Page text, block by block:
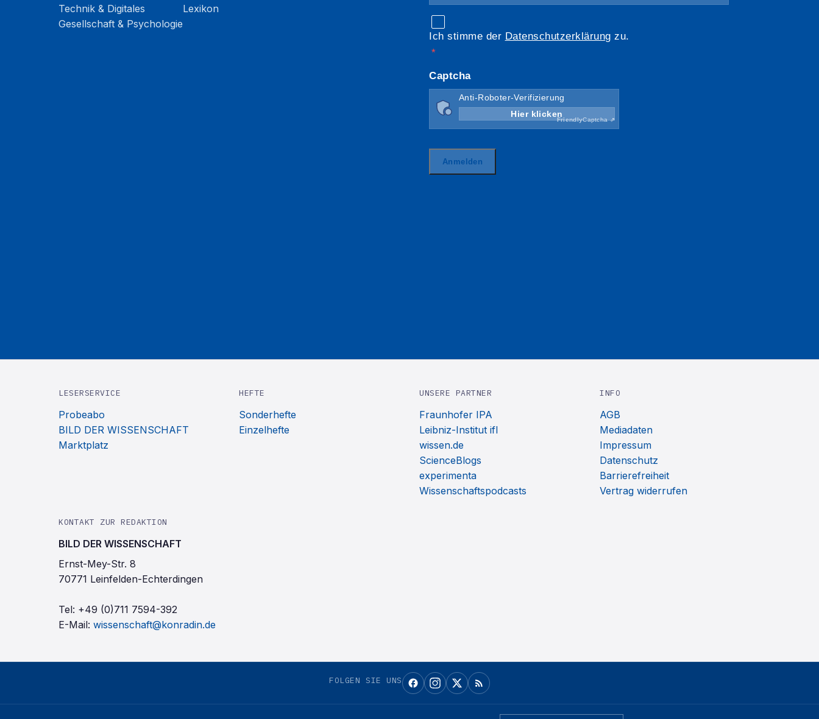
Technik & Digitales
Gesellschaft & Psychologie
Lexikon
LESERSERVICE
Probeabo
BILD DER WISSENSCHAFT
Marktplatz
HEFTE
Sonderhefte
Einzelhefte
UNSERE PARTNER
Fraunhofer IPA
Leibniz-Institut ifl
wissen.de
ScienceBlogs
experimenta
Wissenschaftspodcasts
INFO
AGB
Mediadaten
Impressum
Datenschutz
Barrierefreiheit
Vertrag widerrufen
KONTAKT ZUR REDAKTION
BILD DER WISSENSCHAFT
Ernst-Mey-Str. 8
70771 Leinfelden-Echterdingen
Tel: +49 (0)711 7594-392
E-Mail: wissenschaft@konradin.de
FOLGEN SIE UNS